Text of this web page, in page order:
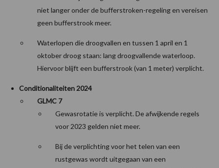
niet langer onder de bufferstroken-regeling en vereisen
geen bufferstrook meer.
Waterlopen die droogvallen en tussen 1 april en 1
oktober droog staan: lang droogvallende waterloop.
Hiervoor blijft een bufferstrook (van 1 meter) verplicht.
Conditionaliteiten 2024
GLMC 7
Gewasrotatie is verplicht. De afwijkende regels
voor 2023 gelden niet meer.
Bij de verplichting voor het telen van een
rustgewas wordt uitgegaan van een